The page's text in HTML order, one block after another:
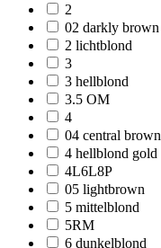
2
02 darkly brown
2 lichtblond
3
3 hellblond
3.5 OM
4
04 central brown
4 hellblond gold
4L6L8P
05 lightbrown
5 mittelblond
5RM
6 dunkelblond